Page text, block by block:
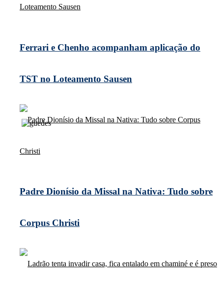
Ferrari e Chenho acompanham aplicação do
TST no Loteamento Sausen
Padre Dionísio da Missal na Nativa: Tudo sobre
Corpus Christi